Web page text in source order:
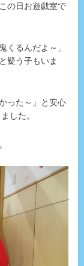
の日お遊戯室で
くるんだよ～」
疑う子もいま
った～」と安心
した。